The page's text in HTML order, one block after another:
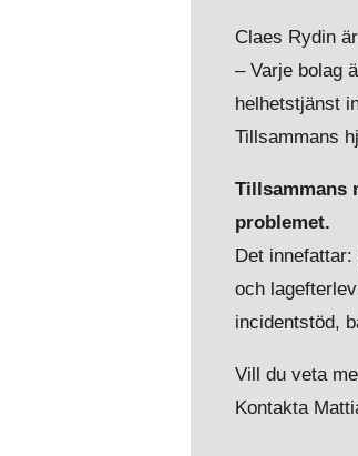
Claes Rydin
– Varje bolag
helhetstjänst
Tillsammans
Tillsammans
problemet.
Det
och
incidentstöd,
Vill du veta
Kontakta